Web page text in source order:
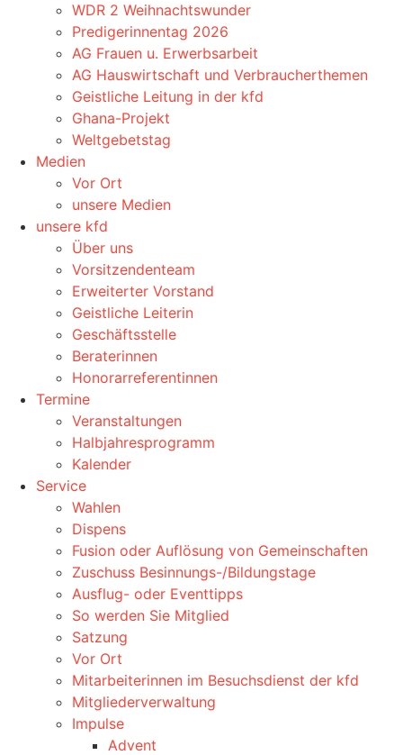
WDR 2 Weihnachtswunder
Predigerinnentag 2026
AG Frauen u. Erwerbsarbeit
AG Hauswirtschaft und Verbraucherthemen
Geistliche Leitung in der kfd
Ghana-Projekt
Weltgebetstag
Medien
Vor Ort
unsere Medien
unsere kfd
Über uns
Vorsitzendenteam
Erweiterter Vorstand
Geistliche Leiterin
Geschäftsstelle
Beraterinnen
Honorarreferentinnen
Termine
Veranstaltungen
Halbjahresprogramm
Kalender
Service
Wahlen
Dispens
Fusion oder Auflösung von Gemeinschaften
Zuschuss Besinnungs-/Bildungstage
Ausflug- oder Eventtipps
So werden Sie Mitglied
Satzung
Vor Ort
Mitarbeiterinnen im Besuchsdienst der kfd
Mitgliederverwaltung
Impulse
Advent